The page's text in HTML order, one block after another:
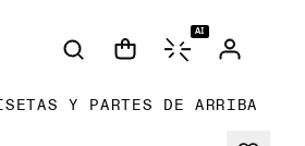
AI
Y PARTES DE ARRIBA